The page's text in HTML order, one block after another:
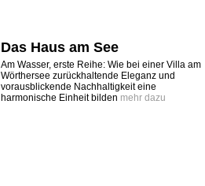
Das Haus am See
Am Wasser, erste Reihe: Wie bei einer Villa am
Wörthersee zurückhaltende Eleganz und
vorausblickende Nachhaltigkeit eine
harmonische Einheit bilden mehr dazu